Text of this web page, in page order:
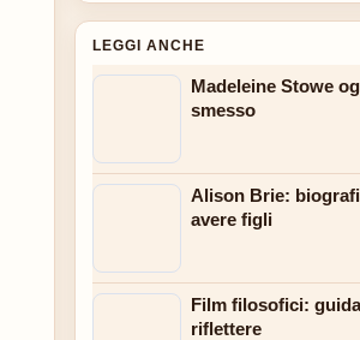
LEGGI ANCHE
Madeleine Stowe
smesso
Alison Brie:
avere figli
Film filosofici:
riflettere